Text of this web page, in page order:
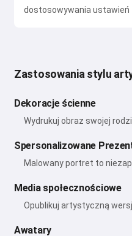
dostosowywania ustawień
Zastosowania stylu
Dekoracje ścienne
Wydrukuj obraz swojej
Spersonalizowane
Malowany portret to
Media społecznościowe
Opublikuj artystyczną
Awatary